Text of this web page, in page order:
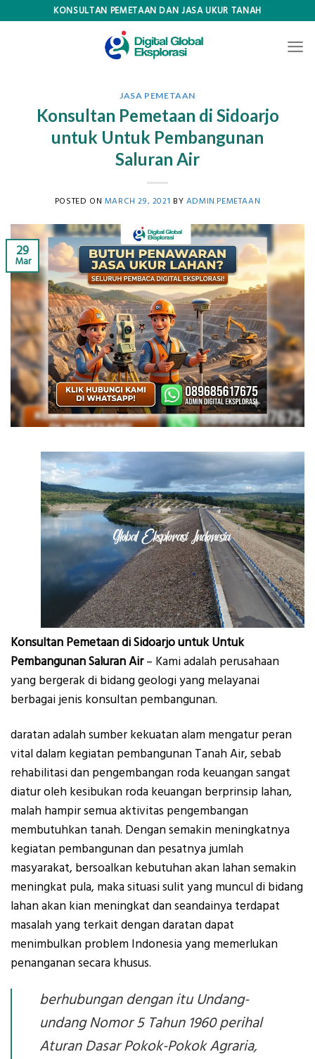
KONSULTAN PEMETAAN DAN JASA UKUR TANAH
JASA PEMETAAN
Konsultan Pemetaan di Sidoarjo
untuk Untuk Pembangunan
Saluran Air
POSTED ON MARCH 29, 2021 BY ADMIN.PEMETAAN
29
Mar
Konsultan Pemetaan di Sidoarjo untuk Untuk
Pembangunan Saluran Air– Kami adalah perusahaan
yang bergerak di bidang geologi yang melayanai
berbagai jenis konsultan pembangunan.
daratan adalah sumber kekuatan alam mengatur peran
vital dalam kegiatan pembangunan Tanah Air, sebab
rehabilitasi dan pengembangan roda keuangan sangat
diatur oleh kesibukan roda keuangan berprinsip lahan,
malah hampir semua aktivitas pengembangan
membutuhkan tanah. Dengan semakin meningkatnya
kegiatan pembangunan dan pesatnya jumlah
masyarakat, bersoalkan kebutuhan akan lahan semakin
meningkat pula, maka situasi sulit yang muncul di bidang
lahan akan kian meningkat dan seandainya terdapat
masalah yang terkait dengan daratan dapat
menimbulkan problem Indonesia yang memerlukan
penanganan secara khusus.
berhubungan dengan itu Undang-
undang Nomor 5 Tahun 1960 perihal
Aturan Dasar Pokok-Pokok Agraria,